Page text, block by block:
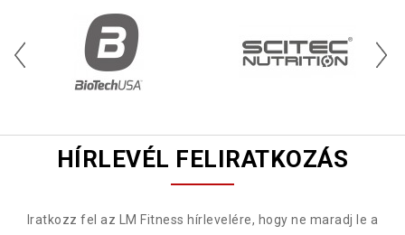
HÍRLEVÉL FELIRATKOZÁS
Iratkozz fel az LM Fitness hírlevelére, hogy ne maradj le a